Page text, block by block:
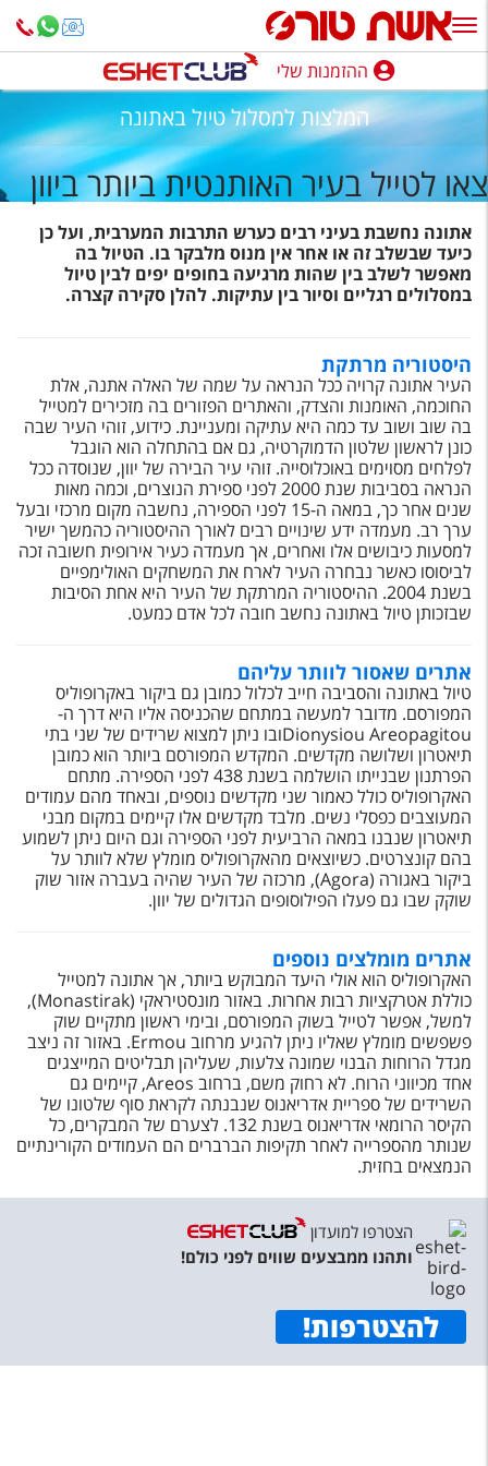
ההזמנות שלי
נופש בארץ
חופשה לפי סגנון
מלונות באילת
טיולים מאורגנים
חבילות נופש
הרגע האחרון
חבילות בריאות וספא
טיסות לחו"ל
מלונות בחו"ל
Русский
קרוז
מגזין אשת
שירות לקוחות
טופס צור קשר
תקנון
נגישות
עקבו אחרינו
ההזמנות שלי
המלצות למסלול טיול באתונה
צאו לטייל בעיר האותנטית ביותר ביוון
אתונה נחשבת בעיני רבים כערש התרבות המערבית, ועל כן
כיעד שבשלב זה או אחר אין מנוס מלבקר בו. הטיול בה
מאפשר לשלב בין שהות מרגיעה בחופים יפים לבין טיול
במסלולים רגליים וסיור בין עתיקות. להלן סקירה קצרה.
היסטוריה מרתקת
העיר אתונה קרויה ככל הנראה על שמה של האלה אתנה, אלת
החוכמה, האומנות והצדק, והאתרים הפזורים בה מזכירים למטייל
בה שוב ושוב עד כמה היא עתיקה ומעניינת. כידוע, זוהי העיר שבה
כונן לראשון שלטון הדמוקרטיה, גם אם בהתחלה הוא הוגבל
לפלחים מסוימים באוכלוסייה. זוהי עיר הבירה של יוון, שנוסדה ככל
הנראה בסביבות שנת 2000 לפני ספירת הנוצרים, וכמה מאות
שנים אחר כך, במאה ה-15 לפני הספירה, נחשבה מקום מרכזי ובעל
ערך רב. מעמדה ידע שינויים רבים לאורך ההיסטוריה כהמשך ישיר
למסעות כיבושים אלו ואחרים, אך מעמדה כעיר אירופית חשובה זכה
לביסוסו כאשר נבחרה העיר לארח את המשחקים האולימפיים
בשנת 2004. ההיסטוריה המרתקת של העיר היא אחת הסיבות
שבזכותן טיול באתונה נחשב חובה לכל אדם כמעט.
אתרים שאסור לוותר עליהם
טיול באתונה והסביבה חייב לכלול כמובן גם ביקור באקרופוליס
המפורסם. מדובר למעשה במתחם שהכניסה אליו היא דרך ה-
Dionysiou Areopagitouובו ניתן למצוא שרידים של שני בתי
תיאטרון ושלושה מקדשים. המקדש המפורסם ביותר הוא כמובן
הפרתנון שבנייתו הושלמה בשנת 438 לפני הספירה. מתחם
האקרופוליס כולל כאמור שני מקדשים נוספים, ובאחד מהם עמודים
המעוצבים כפסלי נשים. מלבד מקדשים אלו קיימים במקום מבני
תיאטרון שנבנו במאה הרביעית לפני הספירה וגם היום ניתן לשמוע
בהם קונצרטים. כשיוצאים מהאקרופוליס מומלץ שלא לוותר על
ביקור באגורה (Agora), מרכזה של העיר שהיה בעברה אזור שוק
שוקק שבו גם פעלו הפילוסופים הגדולים של יוון.
אתרים מומלצים נוספים
האקרופוליס הוא אולי היעד המבוקש ביותר, אך אתונה למטייל
כוללת אטרקציות רבות אחרות. באזור מונסטיראקי (Monastirak),
למשל, אפשר לטייל בשוק המפורסם, ובימי ראשון מתקיים שוק
פשפשים מומלץ שאליו ניתן להגיע מרחוב Ermou. באזור זה ניצב
מגדל הרוחות הבנוי שמונה צלעות, שעליהן תבליטים המייצגים
אחד מכיווני הרוח. לא רחוק משם, ברחוב Areos, קיימים גם
השרידים של ספריית אדריאנוס שנבנתה לקראת סוף שלטונו של
הקיסר הרומאי אדריאנוס בשנת 132. לצערם של המבקרים, כל
שנותר מהספרייה לאחר תקיפות הברברים הם העמודים הקורינתיים
הנמצאים בחזית.
הצטרפו למועדון
ותהנו ממבצעים שווים לפני כולם!
להצטרפות!